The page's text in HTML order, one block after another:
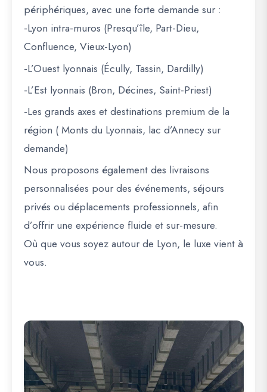
périphériques, avec une forte demande sur :
-Lyon intra-muros (Presqu’île, Part-Dieu,
Confluence, Vieux-Lyon)
-L’Ouest lyonnais (Écully, Tassin, Dardilly)
-L’Est lyonnais (Bron, Décines, Saint-Priest)
-Les grands axes et destinations premium de la
région ( Monts du Lyonnais, lac d’Annecy sur
demande)
Nous proposons également des livraisons
personnalisées pour des événements, séjours
privés ou déplacements professionnels, afin
d’offrir une expérience fluide et sur-mesure.
Où que vous soyez autour de Lyon, le luxe vient à
vous.